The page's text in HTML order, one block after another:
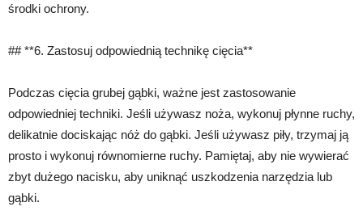
środki ochrony.
## **6. Zastosuj odpowiednią technikę cięcia**
Podczas cięcia grubej gąbki, ważne jest zastosowanie
odpowiedniej techniki. Jeśli używasz noża, wykonuj płynne ruchy,
delikatnie dociskając nóż do gąbki. Jeśli używasz piły, trzymaj ją
prosto i wykonuj równomierne ruchy. Pamiętaj, aby nie wywierać
zbyt dużego nacisku, aby uniknąć uszkodzenia narzędzia lub
gąbki.